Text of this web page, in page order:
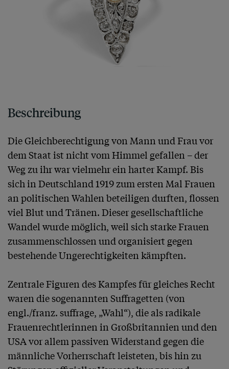
Beschreibung
Die Gleichberechtigung von Mann und Frau vor
dem Staat ist nicht vom Himmel gefallen – der
Weg zu ihr war vielmehr ein harter Kampf. Bis
sich in Deutschland 1919 zum ersten Mal Frauen
an politischen Wahlen beteiligen durften, flossen
viel Blut und Tränen. Dieser gesellschaftliche
Wandel wurde möglich, weil sich starke Frauen
zusammenschlossen und organisiert gegen
bestehende Ungerechtigkeiten kämpften.
Zentrale Figuren des Kampfes für gleiches Recht
waren die sogenannten Suffragetten (von
engl./franz. suffrage, „Wahl“), die als radikale
Frauenrechtlerinnen in Großbritannien und den
USA vor allem passiven Widerstand gegen die
männliche Vorherrschaft leisteten, bis hin zu